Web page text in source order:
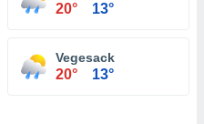
20° 13°
Vegesack
20° 13°